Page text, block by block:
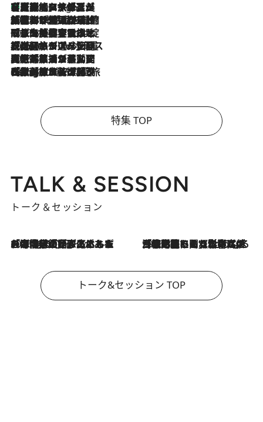
7 Hours Ago
【厳選旅コスメ】「多機能アイテムがメイン！」旅好き美容エディターが選んだ夏旅ベストコスメを発表【Mサイズジップ】
2026.8.6
「荷物が増えるほど旅ストレスは増す」美容ジャーナリストがたどり着いた最終結論。“化粧品を劇的に減らす”感動の凝縮美容とは
2026.8.6
「旅先には金髪ウィッグを持参」日本と同じメイクでは損してる!? 美容ジャーナリストが提案する“掟破りの旅美容”とは
2026.8.6
【厳選旅コスメ】「身軽さ＆UV対策重視！」ヘアアーティストshucoが選んだ夏旅ベストコスメを発表【Mサイズジップ】
2026.8.5
【厳選旅コスメ】国内をあちこち移動する河井菜摘が選んだ夏旅ベストコスメ発表！「リラックスアイテムはマスト」【Mサイズジップ】
2026.8.4
【厳選旅コスメ】「紫外線＆乾燥対策しながらメイク感も！」ヘア＆メイクGeorgeが選んだ夏旅ベストコスメを発表！【Mサイズジップ】
特集 TOP
TALK & SESSION
トーク＆セッション
2026.8.3
「今後値上げがあるとすれば…」「リスクがあるのは今年の冬」エネルギー専門家が語る、ホルムズ海峡封鎖が家庭にもたらす“ある心配” 2026.8.3
「住宅建てられない…」「サーチャージ料の高値が続いている」ホルムズ海峡封鎖による影響はいつまで続く？《エネルギー専門家に聞く“どうなる日本の暮らし”》
トーク&セッション TOP